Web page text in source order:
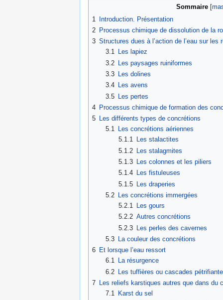
Sommaire [
1
Introduction. Présentation
2 Processus chimique de dissolution de la
3 Structures dues à l’action de l’eau sur
3.1
Les lapiez
3.2 Les paysages ruiniformes
3.3
Les dolines
3.4
Les avens
3.5 Les pertes
4 Processus chimique de formation des
5 Les différents types de concrétions
5.1
Les concrétions aériennes
5.1.1 Les stalactites
5.1.2 Les stalagmites
5.1.3
Les colonnes et les piliers
5.1.4 Les fistuleuses
5.1.5 Les draperies
5.2
Les concrétions immergées
5.2.1
Les gours
5.2.2 Autres concrétions
5.2.3 Les perles des cavernes
5.3
La couleur des concrétions
6 Et lorsque l’eau ressort
6.1
La résurgence
6.2 Les tuffières ou cascades
7
Les reliefs karstiques autres que dans du
7.1
Karst du sel